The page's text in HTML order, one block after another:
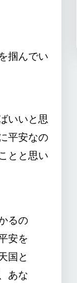
掴んでい
いいと思
平安なの
とと思い
るの
安を
国と
あな